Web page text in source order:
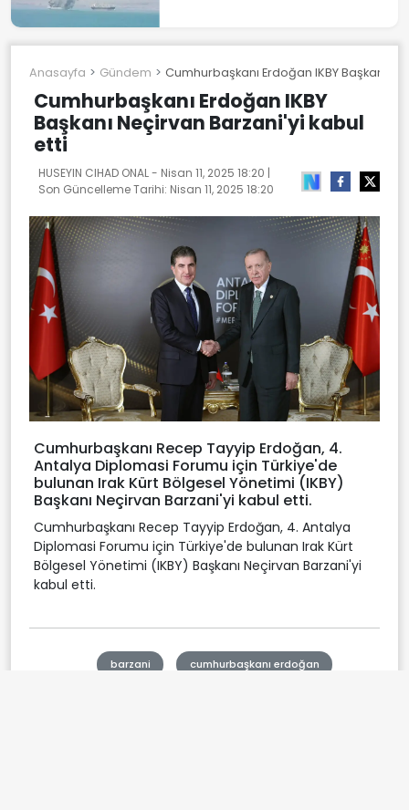
Anasayfa Gündem Cumhurbaşkanı Erdoğan IKBY Başkanı
Cumhurbaşkanı Erdoğan IKBY
Başkanı Neçirvan Barzani'yi kabul
etti
HUSEYIN CIHAD ONAL - Nisan 11, 2025 18:20 |
Son Güncelleme Tarihi: Nisan 11, 2025 18:20
Cumhurbaşkanı Recep Tayyip Erdoğan, 4.
Antalya Diplomasi Forumu için Türkiye'de
bulunan Irak Kürt Bölgesel Yönetimi (IKBY)
Başkanı Neçirvan Barzani'yi kabul etti.
Cumhurbaşkanı Recep Tayyip Erdoğan, 4. Antalya
Diplomasi Forumu için Türkiye'de bulunan Irak Kürt
Bölgesel Yönetimi (IKBY) Başkanı Neçirvan Barzani'yi
kabul etti.
barzani cumhurbaşkanı erdoğan